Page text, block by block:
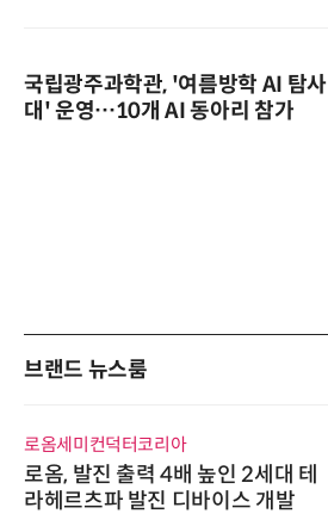
국립광주과학관, '여름방학 AI 탐사
대' 운영…10개 AI 동아리 참가
브랜드 뉴스룸
로옴세미컨덕터코리아
로옴, 발진 출력 4배 높인 2세대 테
라헤르츠파 발진 디바이스 개발